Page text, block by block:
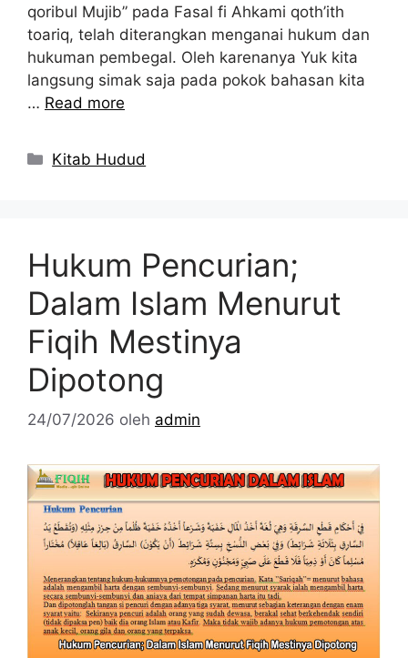
qoribul Mujib” pada Fasal fi Ahkami qoth’ith
toariq, telah diterangkan menganai hukum dan
hukuman pembegal. Oleh karenanya Yuk kita
langsung simak saja pada pokok bahasan kita
… Read more
Kategori
Kitab Hudud
Hukum Pencurian;
Dalam Islam Menurut
Fiqih Mestinya
Dipotong
24/07/2026 oleh admin